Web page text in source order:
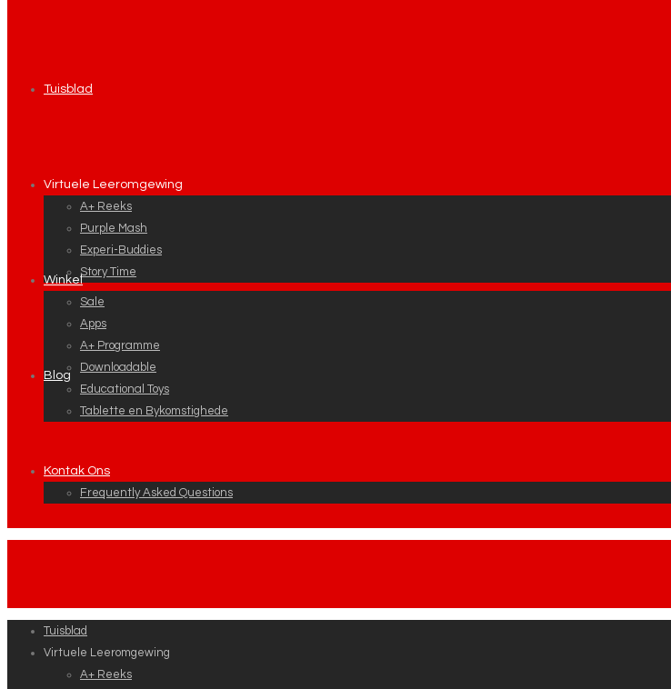
Tuisblad
Virtuele Leeromgewing
A+ Reeks
Purple Mash
Experi-Buddies
Story Time
Winkel
Sale
Apps
A+ Programme
Downloadable
Educational Toys
Tablette en Bykomstighede
Blog
Kontak Ons
Frequently Asked Questions
Tuisblad
Virtuele Leeromgewing
A+ Reeks